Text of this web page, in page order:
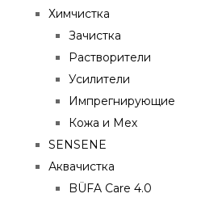
Химчистка
Зачистка
Растворители
Усилители
Импрегнирующие
Кожа и Мех
SENSENE
Аквачистка
BÜFA Care 4.0